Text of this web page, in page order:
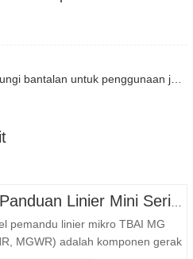
pemandu linier mikro TBAI MG
MGWR) adalah komponen gerak